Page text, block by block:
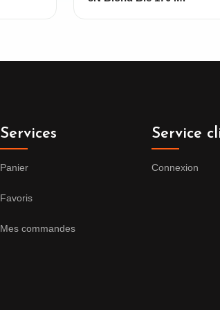
Services
Panier
Favoris
Mes commandes
Service
Connexion